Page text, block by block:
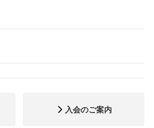
入会のご案内
す。そのためには矯正歯科医が
療の必要性と効果を適切に診断
のもとに治療を行うことが重要
ータを基に作成されましたが、
（ランダム化比較試験に基づく
明らかになっています。特に日